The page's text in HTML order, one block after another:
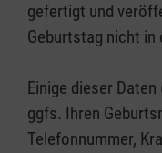
gefertigt und
Geburtstag nicht
Einige dieser
ggfs. Ihren
Telefonnummer,